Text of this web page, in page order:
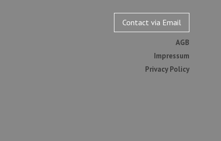
Contact via Email
AGB
Impressum
Privacy Policy